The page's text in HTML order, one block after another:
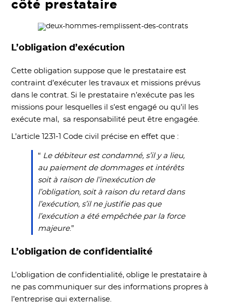
côté prestataire
L’obligation d’exécution
Cette obligation suppose que le prestataire est
contraint d’exécuter les travaux et missions prévus
dans le contrat. Si le prestataire n’exécute pas les
missions pour lesquelles il s’est engagé ou qu’il les
exécute mal, sa responsabilité peut être engagée.
L’article 1231-1 Code civil précise en effet que :
“ Le débiteur est condamné, s’il y a lieu,
au paiement de dommages et intérêts
soit à raison de l’inexécution de
l’obligation, soit à raison du retard dans
l’exécution, s’il ne justifie pas que
l’exécution a été empêchée par la force
majeure.”
L’obligation de confidentialité
L’obligation de confidentialité, oblige le prestataire à
ne pas communiquer sur des informations propres à
l’entreprise qui externalise.